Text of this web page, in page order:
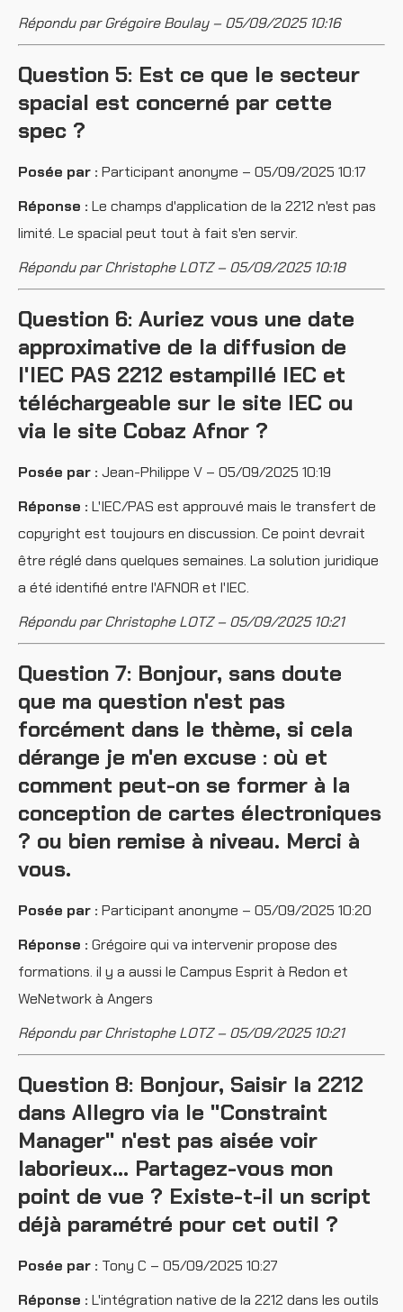
Répondu par Grégoire Boulay – 05/09/2025 10:16
Question 5: Est ce que le secteur
spacial est concerné par cette
spec ?
Posée par : Participant anonyme – 05/09/2025 10:17
Réponse : Le champs d'application de la 2212 n'est pas
limité. Le spacial peut tout à fait s'en servir.
Répondu par Christophe LOTZ – 05/09/2025 10:18
Question 6: Auriez vous une date
approximative de la diffusion de
l'IEC PAS 2212 estampillé IEC et
téléchargeable sur le site IEC ou
via le site Cobaz Afnor ?
Posée par : Jean-Philippe V – 05/09/2025 10:19
Réponse : L'IEC/PAS est approuvé mais le transfert de
copyright est toujours en discussion. Ce point devrait
être réglé dans quelques semaines. La solution juridique
a été identifié entre l'AFNOR et l'IEC.
Répondu par Christophe LOTZ – 05/09/2025 10:21
Question 7: Bonjour, sans doute
que ma question n'est pas
forcément dans le thème, si cela
dérange je m'en excuse : où et
comment peut-on se former à la
conception de cartes électroniques
? ou bien remise à niveau. Merci à
vous.
Posée par : Participant anonyme – 05/09/2025 10:20
Réponse : Grégoire qui va intervenir propose des
formations. il y a aussi le Campus Esprit à Redon et
WeNetwork à Angers
Répondu par Christophe LOTZ – 05/09/2025 10:21
Question 8: Bonjour, Saisir la 2212
dans Allegro via le "Constraint
Manager" n'est pas aisée voir
laborieux... Partagez-vous mon
point de vue ? Existe-t-il un script
déjà paramétré pour cet outil ?
Posée par : Tony C – 05/09/2025 10:27
Réponse : L'intégration native de la 2212 dans les outils